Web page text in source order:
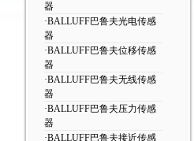
器
·BALLUFF巴鲁夫光电传感
器
·BALLUFF巴鲁夫位移传感
器
·BALLUFF巴鲁夫无线传感
器
·BALLUFF巴鲁夫压力传感
器
·BALLUFF巴鲁夫接近传感